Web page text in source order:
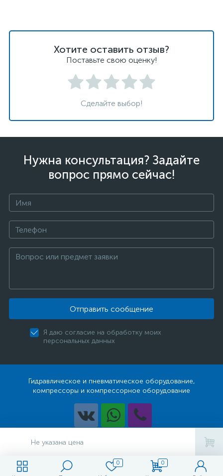
0 0
Не указана цена
Хотите оставить отзыв?
Поставьте свою оценку!
Сделайте выбор!
Нужна консультация? Задайте
вопрос прямо сейчас!
Отправить сообщение
Я даю согласие на обработку моих
персональных данных
Гидравлическое и пневматическое оборудование,
компрессоры и компрессорное оборудование